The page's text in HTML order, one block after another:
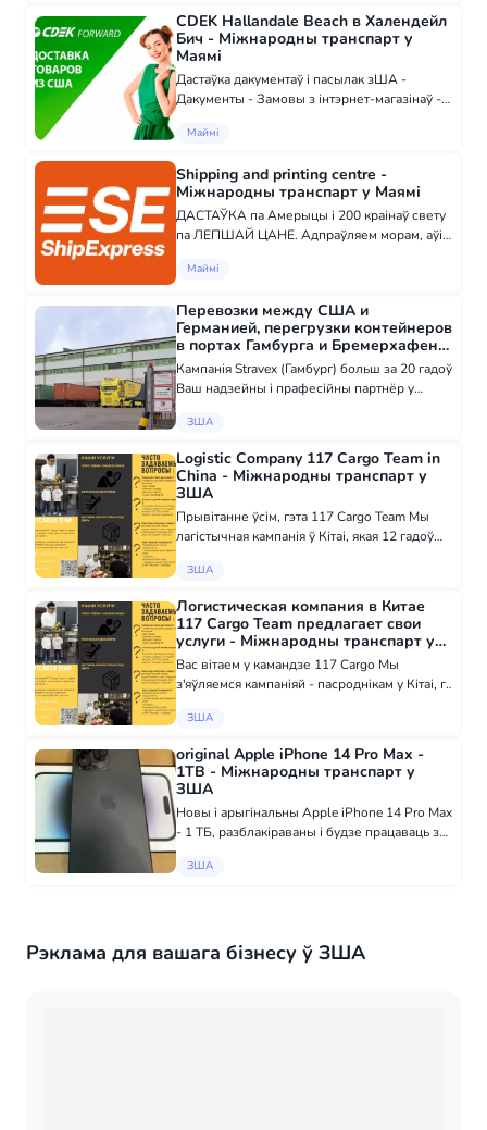
адра...
CDEK Hallandale Beach в Халендейл
Бич - Міжнародны транспарт у
Маямі
Дастаўка дакументаў і пасылак зША -
Дакументы - Замовы з інтэрнет-магазінаў -
пры дастаўцы любым транспартам. Разам з
Маймі
Shipping and printing centre -
Міжнародны транспарт у Маямі
ДАСТАЎКА па Амерыцы і 200 краінаў свету
па ЛЕПШАЙ ЦАНЕ. Адпраўляем морам, аўія,
абсталяванне, хрускія грузы, антыкварыят,
Маймі
Перевозки между США и
Германией, перегрузки контейнеров
в портах Гамбурга и Бремерхафена
- Міжнародны транспарт у ЗША
Кампанія Stravex (Гамбург) больш за 20 гадоў
Ваш надзейны і прафесійны партнёр у
митнага афармлення і ВЭД Кароткі пералік
ЗША
Logistic Company 117 Cargo Team in
China - Міжнародны транспарт у
ЗША
Прывітанне ўсім, гэта 117 Cargo Team Мы
лагістычная кампанія ў Кітаі, якая 12 гадоў
Пошук продукцыі/фабрык і маркетынгавы
ЗША
Логистическая компания в Китае
117 Cargo Team предлагает свои
услуги - Міжнародны транспарт у
ЗША
Вас вiтаем у камандзе 117 Cargo Мы
з'яўляемся кампанiяй - пасроднiкам у Кітаі, г.
прадажаў і перавозак ужо 12 гадоў Нашы
ЗША
original Apple iPhone 14 Pro Max -
1TB - Міжнародны транспарт у
ЗША
Новы і арыгінальны Apple iPhone 14 Pro Max
- 1 ТБ, разблакіраваны і будзе працаваць з
у большай колькасці. Што ў каробцы: Apple
ЗША
Рэклама для вашага бізнесу ў ЗША